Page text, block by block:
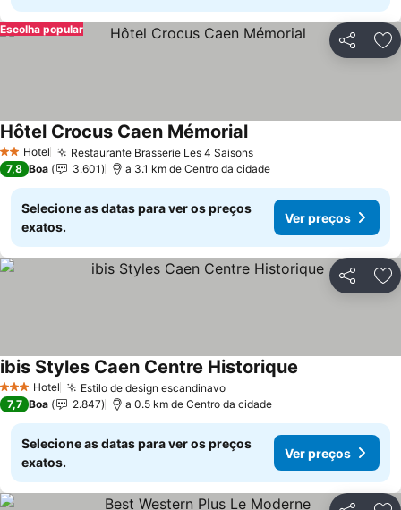
Partilhar
Escolha popular
2 Estrelas
Hotel Restaurante Brasserie Les 4 SaisonsVer preços
Hôtel Crocus Caen MémorialVer preços
7,8 Boa 3.601 a 3.1 km de Centro da cidade
Selecione as datas para ver os preços
exatos.
Ver preços
Partilhar
3 EstrelasHotel Estilo de design escandinavoVer preços
ibis Styles Caen Centre Historique
7,7 Boa 2.847 a 0.5 km de Centro da cidade
Selecione as datas para ver os preços
exatos.
Ver preços